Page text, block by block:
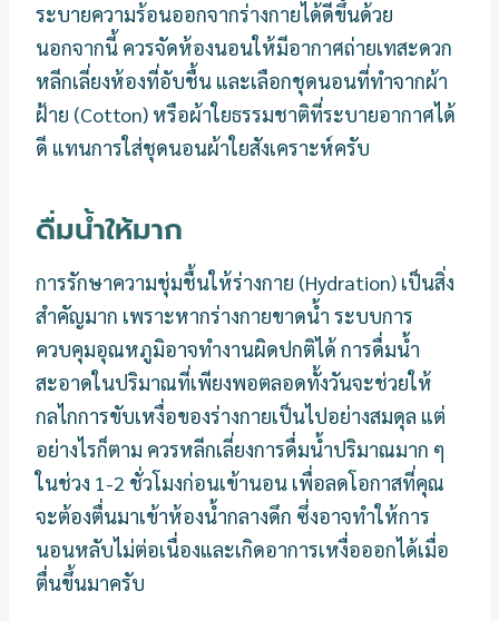
ระบายความร้อนออกจากร่างกายได้ดีขึ้นด้วย
นอกจากนี้ ควรจัดห้องนอนให้มีอากาศถ่ายเทสะดวก
หลีกเลี่ยงห้องที่อับชื้น และเลือกชุดนอนที่ทำจากผ้า
ฝ้าย (Cotton) หรือผ้าใยธรรมชาติที่ระบายอากาศได้
ดี แทนการใส่ชุดนอนผ้าใยสังเคราะห์ครับ
ดื่มน้ำให้มาก
การรักษาความชุ่มชื้นให้ร่างกาย (Hydration) เป็นสิ่ง
สำคัญมาก เพราะหากร่างกายขาดน้ำ ระบบการ
ควบคุมอุณหภูมิอาจทำงานผิดปกติได้ การดื่มน้ำ
สะอาดในปริมาณที่เพียงพอตลอดทั้งวันจะช่วยให้
กลไกการขับเหงื่อของร่างกายเป็นไปอย่างสมดุล แต่
อย่างไรก็ตาม ควรหลีกเลี่ยงการดื่มน้ำปริมาณมาก ๆ
ในช่วง 1-2 ชั่วโมงก่อนเข้านอน เพื่อลดโอกาสที่คุณ
จะต้องตื่นมาเข้าห้องน้ำกลางดึก ซึ่งอาจทำให้การ
นอนหลับไม่ต่อเนื่องและเกิดอาการเหงื่อออกได้เมื่อ
ตื่นขึ้นมาครับ